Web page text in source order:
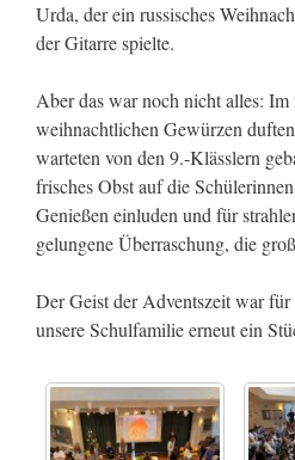
Urda, der ein russisches
der Gitarre spielte.
Aber das war noch nicht alles:
weihnachtlichen Gewürzen
warteten von den 9.-Klässlern
frisches Obst auf die
Genießen einluden und für
gelungene Überraschung, die
Der Geist der Adventszeit war
unsere Schulfamilie erneut ein